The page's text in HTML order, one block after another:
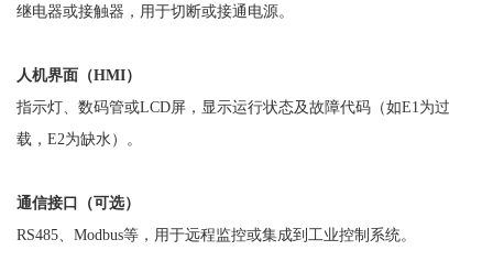
继电器或接触器，用于切断或接通电源。
人机界面（HMI）
指示灯、数码管或LCD屏，显示运行状态及故障代码（如E1为过
载，E2为缺水）。
通信接口（可选）
RS485、Modbus等，用于远程监控或集成到工业控制系统。